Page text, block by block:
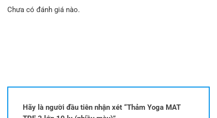
Chưa có đánh giá nào.
Hãy là người đầu tiên nhận xét “Thảm Yoga MAT